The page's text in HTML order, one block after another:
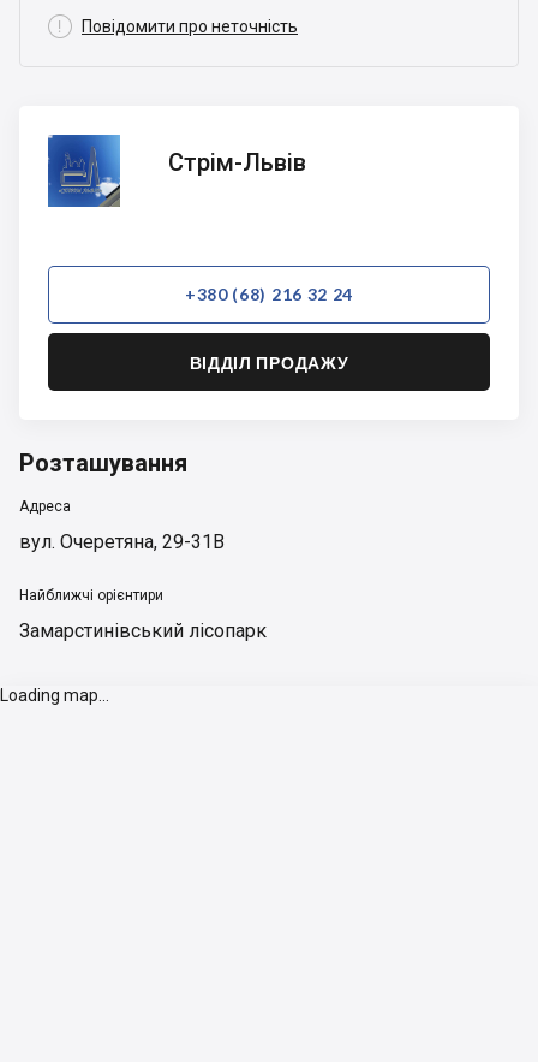
 Повідомити про неточність
Стрім-
Львів
Стрім-Львів
+380 (68) 216 32 24
ВІДДІЛ ПРОДАЖУ
Розташування
Адреса
вул. Очеретяна, 29-31В
Найближчі орієнтири
Замарстинівський лісопарк
Loading map...